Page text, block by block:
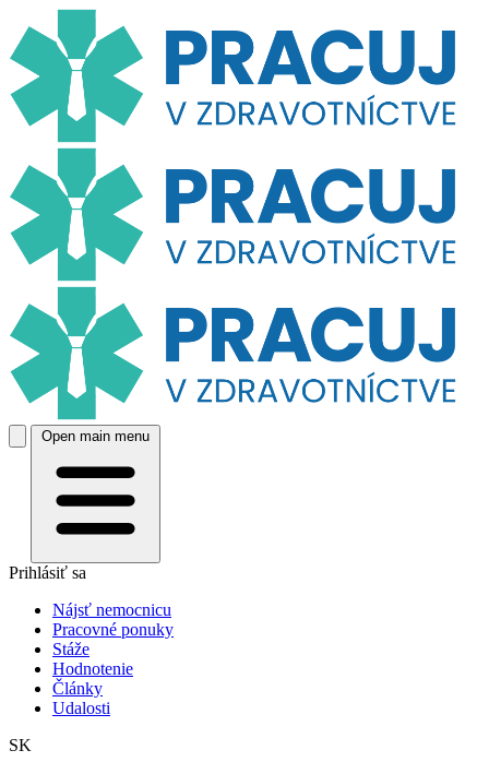
Open main menu
Prihlásiť sa
Nájsť nemocnicu
Pracovné ponuky
Stáže
Hodnotenie
Články
Udalosti
SK